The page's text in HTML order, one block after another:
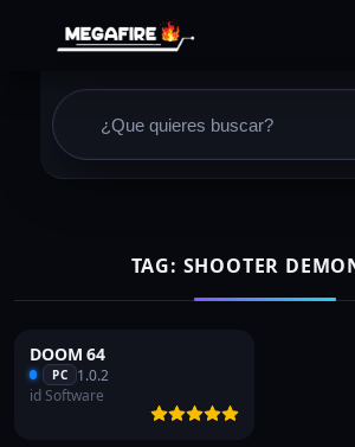
TAG: SHOOTER
DOOM 64
PC
1.0.2
id Software